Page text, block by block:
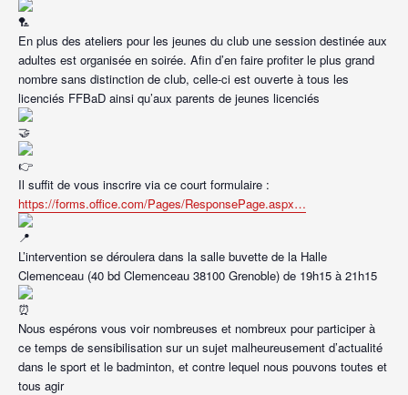
En plus des ateliers pour les jeunes du club une session destinée aux
adultes est organisée en soirée. Afin d’en faire profiter le plus grand
nombre sans distinction de club, celle-ci est ouverte à tous les
licenciés FFBaD ainsi qu’aux parents de jeunes licenciés
Il suffit de vous inscrire via ce court formulaire :
https://forms.office.com/Pages/ResponsePage.aspx…
L’intervention se déroulera dans la salle buvette de la Halle
Clemenceau (40 bd Clemenceau 38100 Grenoble) de 19h15 à 21h15
Nous espérons vous voir nombreuses et nombreux pour participer à
ce temps de sensibilisation sur un sujet malheureusement d’actualité
dans le sport et le badminton, et contre lequel nous pouvons toutes et
tous agir